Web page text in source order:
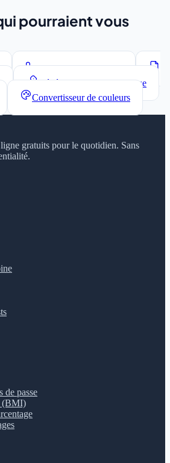
pourraient vous
Convertisseur de casse
Générateur de mots de passe
Convertisseur de couleurs
gratuits pour le quotidien. Sans
de passe
(BMI)